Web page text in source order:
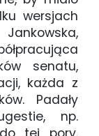
wersjach
senatu,
każda z
Padały
np.